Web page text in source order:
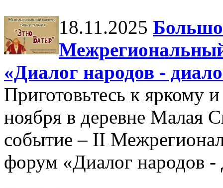
18.11.2025
«Диалог народов -
Приготовьтесь к яркому
ноября в деревне Малая
событие – II
форум «Диалог народов -